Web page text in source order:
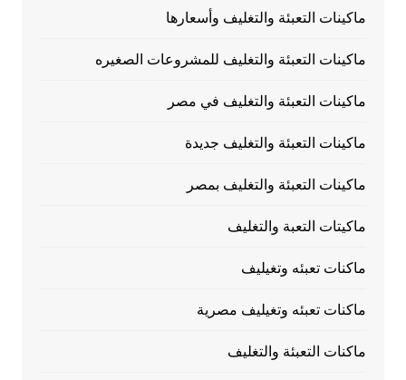
ماكينات التعبئة والتغليف وأسعارها
ماكينات التعبئة والتغليف للمشروعات الصغيره
ماكينات التعبئة والتغليف في مصر
ماكينات التعبئة والتغليف جديدة
ماكينات التعبئة والتغليف بمصر
ماكيتات التعبة والتغليف
ماكنات تعبئه وتغيليف
ماكنات تعبئه وتغيليف مصرية
ماكنات التعبئة والتغليف